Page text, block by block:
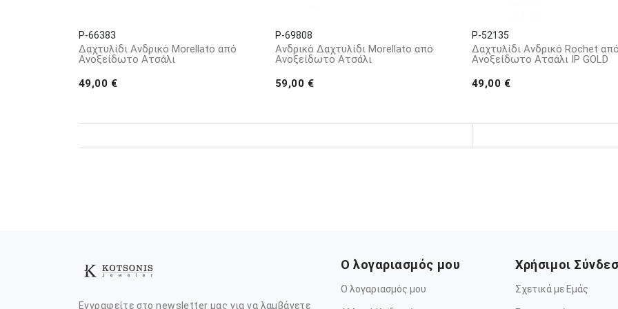
P-66383
Δαχτυλίδι Ανδρικό Morellato από
Ανοξείδωτο Ατσάλι
49,00 €
P-69808
Ανδρικό Δαχτυλίδι Morellato από
Ανοξείδωτο Ατσάλι
59,00 €
P-52135
Δαχτυλίδι Ανδρικό Rochet
Ανοξείδωτο Ατσάλι IP GOLD
49,00 €
Εγγραφείτε στο newsletter μας για να λαμβάνετε
Ο λογαριασμός μου
Ο λογαριασμός μου
Χρήσιμοι
Σχετικά με Εμάς